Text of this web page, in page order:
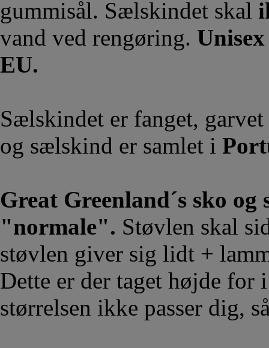
gummisål. Sælskindet skal
vand ved rengøring.
EU.
Sælskindet er fanget,
og sælskind er samlet i
Great Greenland´s sko
"normale". Støvlen skal
støvlen giver sig lidt +
Dette er der taget højde for
størrelsen ikke passer dig,